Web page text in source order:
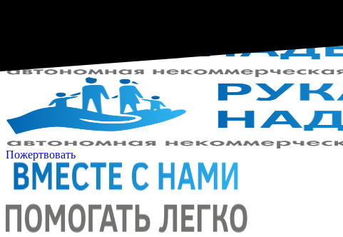
Пожертвовать